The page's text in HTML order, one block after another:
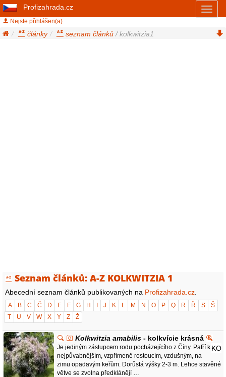
Profizahrada.cz
Nejste přihlášen(a)
články seznam článků / kolkwitzia1
Seznam článků: A-Z KOLKWITZIA 1
Abecední seznam článků publikovaných na Profizahrada.cz
A B C Č D E F G H J K L M N O P Q R Ř S
Š
T
U V W X Y Z Ž
Kolkwitzia amabilis - kolkvície krásná
KO
Je jediným zástupcem rodu pocházejícího z Číny. Patří k
nejpůvabnějším, vzpřímeně rostoucím, vzdušným, na
zimu opadavým keřům. Dorůstá výšky 2-3 m. Lehce stavěné
větve se zvolna předklánějí …